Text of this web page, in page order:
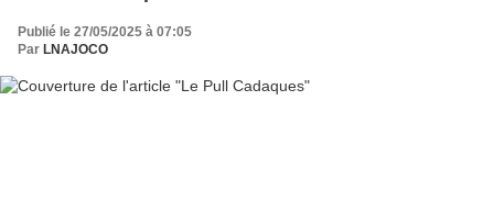
Publié le 27/05/2025 à 07:05
Par LNAJOCO